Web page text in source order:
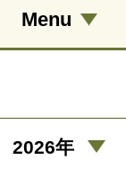
Menu
2026年